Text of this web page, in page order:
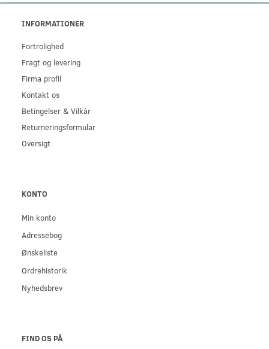
INFORMATIONER
Fortrolighed
Fragt og levering
Firma profil
Kontakt os
Betingelser & Vilkår
Returneringsformular
Oversigt
KONTO
Min konto
Adressebog
Ønskeliste
Ordrehistorik
Nyhedsbrev
FIND OS PÅ